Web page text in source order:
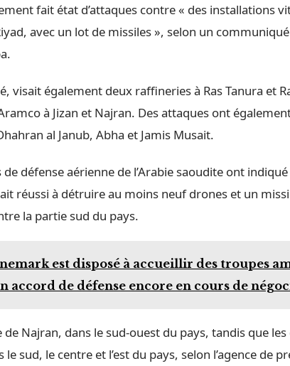
fait état d’attaques contre « des installations
avec un lot de missiles », selon un
visait également deux raffineries à Ras Tanura et
à Jizan et Najran. Des attaques ont
al Janub, Abha et Jamis Musait.
défense aérienne de l’Arabie saoudite ont
réussi à détruire au moins neuf drones et un
la partie sud du pays.
est disposé à accueillir des troupes
accord de défense encore en cours de
de Najran, dans le sud-ouest du pays, tandis que
sud, le centre et l’est du pays, selon l’agence de